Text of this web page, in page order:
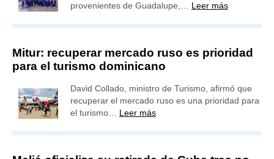
provenientes de Guadalupe,… Leer más
Mitur: recuperar mercado ruso es prioridad
para el turismo dominicano
David Collado, ministro de Turismo, afirmó que
recuperar el mercado ruso es una prioridad para
el turismo… Leer más